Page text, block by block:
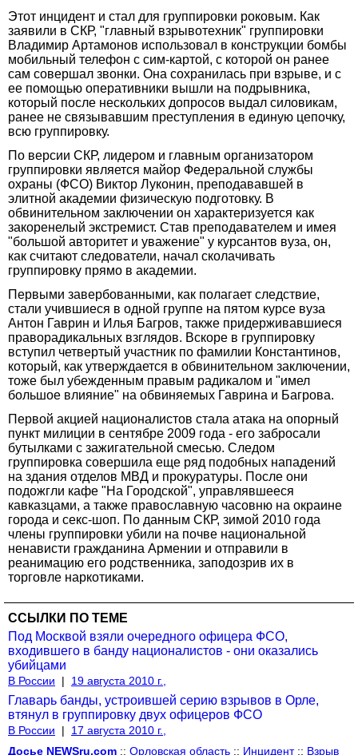
Этот инцидент и стал для группировки роковым. Как
заявили в СКР, "главный взрывотехник" группировки
Владимир Артамонов использовал в конструкции бомбы
мобильный телефон с сим-картой, с которой он ранее
сам совершал звонки. Она сохранилась при взрыве, и с
ее помощью оперативники вышли на подрывника,
который после нескольких допросов выдал силовикам,
ранее не связывавшим преступления в единую цепочку,
всю группировку.
По версии СКР, лидером и главным организатором
группировки является майор Федеральной службы
охраны (ФСО) Виктор Луконин, преподававшей в
элитной академии физическую подготовку. В
обвинительном заключении он характеризуется как
закоренелый экстремист. Став преподавателем и имея
"большой авторитет и уважение" у курсантов вуза, он,
как считают следователи, начал сколачивать
группировку прямо в академии.
Первыми завербованными, как полагает следствие,
стали учившиеся в одной группе на пятом курсе вуза
Антон Гаврин и Илья Багров, также придерживавшиеся
праворадикальных взглядов. Вскоре в группировку
вступил четвертый участник по фамилии Константинов,
который, как утверждается в обвинительном заключении,
тоже был убежденным правым радикалом и "имел
большое влияние" на обвиняемых Гаврина и Багрова.
Первой акцией националистов стала атака на опорный
пункт милиции в сентябре 2009 года - его забросали
бутылками с зажигательной смесью. Следом
группировка совершила еще ряд подобных нападений
на здания отделов МВД и прокуратуры. После они
подожгли кафе "На Городской", управлявшееся
кавказцами, а также православную часовню на окраине
города и секс-шоп. По данным СКР, зимой 2010 года
члены группировки убили на почве национальной
ненависти гражданина Армении и отправили в
реанимацию его родственника, заподозрив их в
торговле наркотиками.
ССЫЛКИ ПО ТЕМЕ
Под Москвой взяли очередного офицера ФСО,
входившего в банду националистов - они оказались
убийцами
В России | 19 августа 2010 г.,
Главарь банды, устроившей серию взрывов в Орле,
втянул в группировку двух офицеров ФСО
В России |
17 августа 2010 г.,
Досье NEWSru.com :: Орловская область :: Инцидент:: Взрыв